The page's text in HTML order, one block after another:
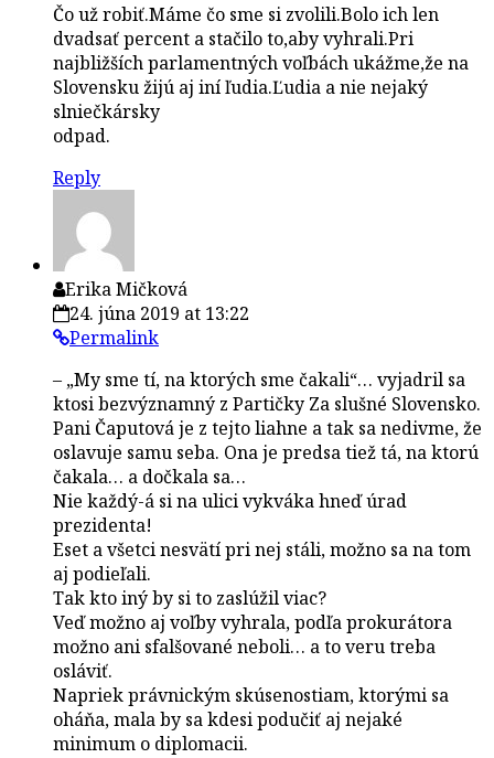
Čo už robiť.Máme čo sme si zvolili.Bolo ich len
dvadsať percent a stačilo to,aby vyhrali.Pri
najbližších parlamentných voľbách ukážme,že na
Slovensku žijú aj iní ľudia.Ľudia a nie nejaký
slniečkársky
odpad.
Reply
Erika Mičková
24. júna 2019 at 13:22
Permalink
– „My sme tí, na ktorých sme čakali“… vyjadril sa
ktosi bezvýznamný z Partičky Za slušné Slovensko.
Pani Čaputová je z tejto liahne a tak sa nedivme, že
oslavuje samu seba. Ona je predsa tiež tá, na ktorú
čakala… a dočkala sa…
Nie každý-á si na ulici vykváka hneď úrad
prezidenta!
Eset a všetci nesvätí pri nej stáli, možno sa na tom
aj podieľali.
Tak kto iný by si to zaslúžil viac?
Veď možno aj voľby vyhrala, podľa prokurátora
možno ani sfalšované neboli… a to veru treba
osláviť.
Napriek právnickým skúsenostiam, ktorými sa
oháňa, mala by sa kdesi podučiť aj nejaké
minimum o diplomacii.